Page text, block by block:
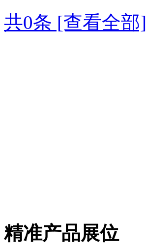
共0条 [查看全部]
精准产品展位